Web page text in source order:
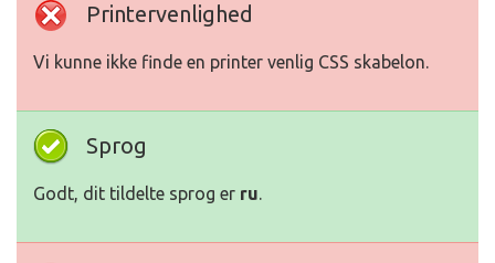
Printervenlighed
Vi kunne ikke finde en printer venlig CSS skabelon.
Sprog
Godt, dit tildelte sprog er ru.